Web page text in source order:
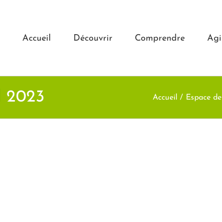
Accueil Découvrir Comprendre
2023 Accueil Espace